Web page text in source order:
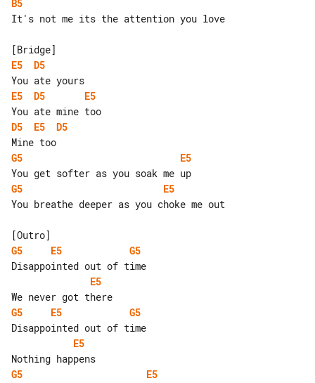
B5
It's not me its the attention you love
E5
D5
E5
D5
E5
D5
E5
D5
G5
E5
G5
E5
You breathe deeper as you choke me out
G5
E5
G5
E5
G5
E5
G5
E5
G5
E5